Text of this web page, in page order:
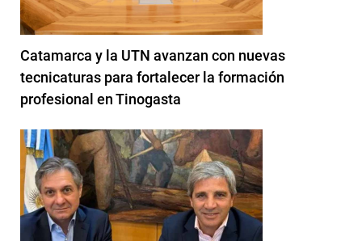
Catamarca y la UTN avanzan con nuevas
tecnicaturas para fortalecer la formación
profesional en Tinogasta